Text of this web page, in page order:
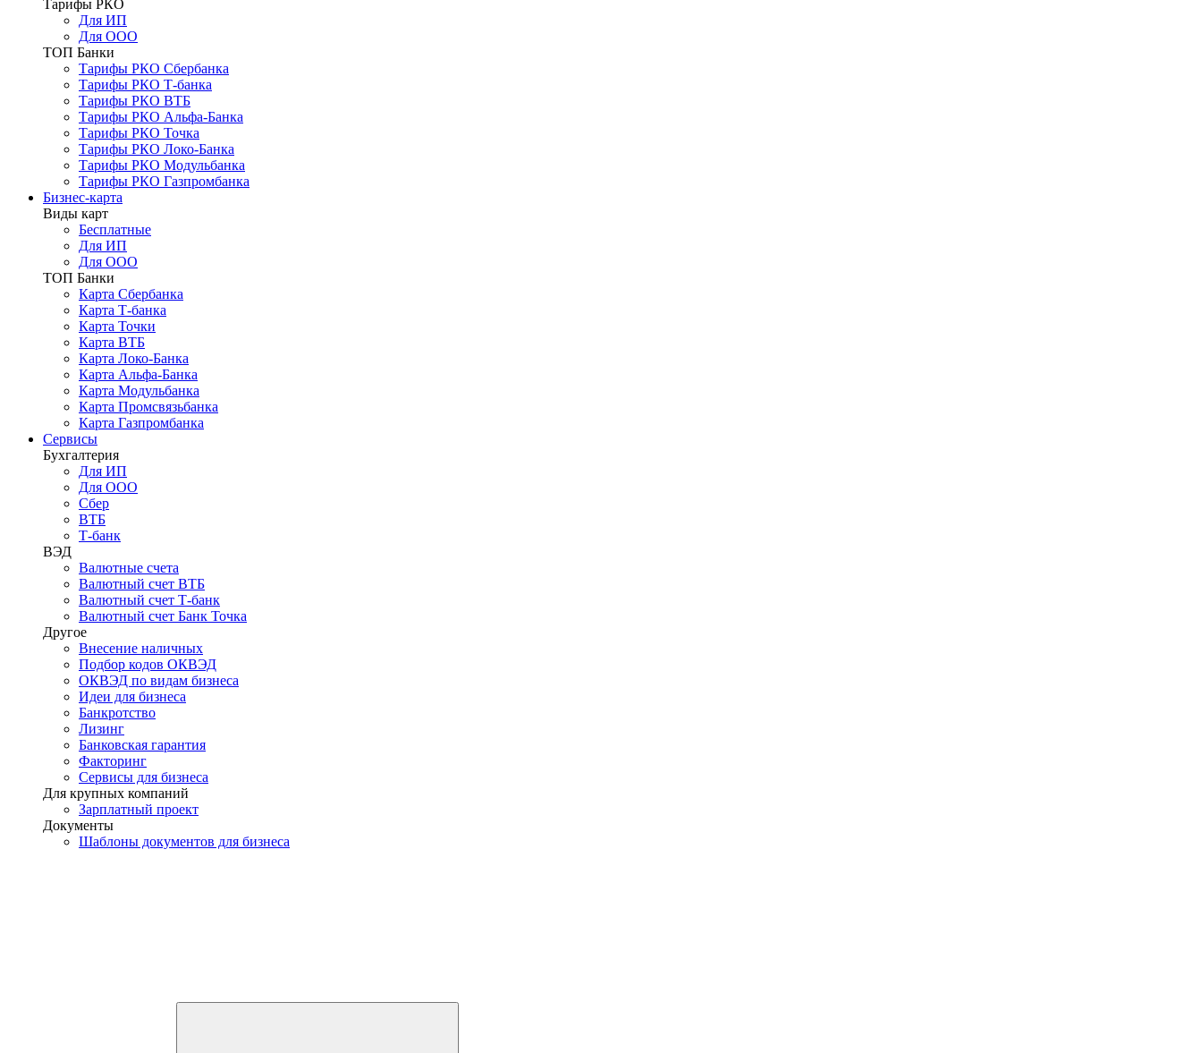
Тарифы РКО
Для ИП
Для ООО
ТОП Банки
Тарифы РКО Сбербанка
Тарифы РКО Т-банка
Тарифы РКО ВТБ
Тарифы РКО Альфа-Банка
Тарифы РКО Точка
Тарифы РКО Локо-Банка
Тарифы РКО Модульбанка
Тарифы РКО Газпромбанка
Бизнес-карта
Виды карт
Бесплатные
Для ИП
Для ООО
ТОП Банки
Карта Сбербанка
Карта Т-банка
Карта Точки
Карта ВТБ
Карта Локо-Банка
Карта Альфа-Банка
Карта Модульбанка
Карта Промсвязьбанка
Карта Газпромбанка
Сервисы
Бухгалтерия
Для ИП
Для ООО
Сбер
ВТБ
Т-банк
ВЭД
Валютные счета
Валютный счет ВТБ
Валютный счет Т-банк
Валютный счет Банк Точка
Другое
Внесение наличных
Подбор кодов ОКВЭД
ОКВЭД по видам бизнеса
Идеи для бизнеса
Банкротство
Лизинг
Банковская гарантия
Факторинг
Сервисы для бизнеса
Для крупных компаний
Зарплатный проект
Документы
Шаблоны документов для бизнеса